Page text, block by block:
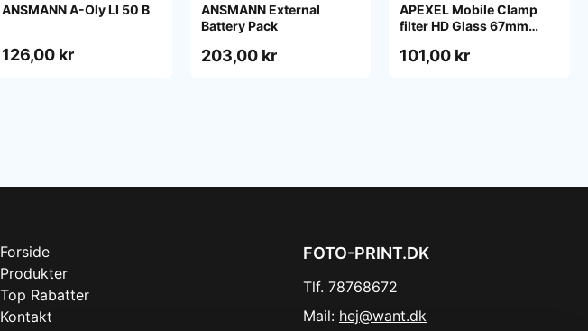
ANSMANN A-Oly LI 50 B
126,00 kr
ANSMANN External
Battery Pack
203,00 kr
APEXEL Mobile Clamp
filter HD Glass 67mm
101,00 kr
Forside
Produkter
Top Rabatter
Kontakt
FOTO-PRINT.DK
Tlf. 78768672
Mail: hej@want.dk